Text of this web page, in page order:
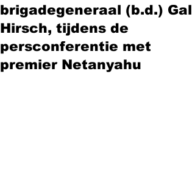
brigadegeneraal (b.d.) Gal
Hirsch, tijdens de
persconferentie met
premier Netanyahu